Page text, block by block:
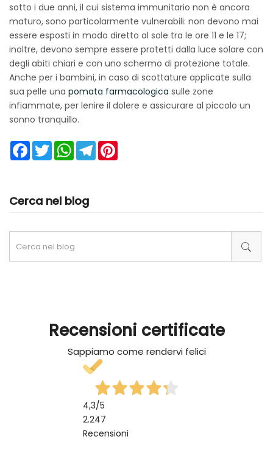
Cerca nel blog
sotto i due anni, il cui sistema immunitario non è ancora
maturo, sono particolarmente vulnerabili: non devono mai
essere esposti in modo diretto al sole tra le ore 11 e le 17;
inoltre, devono sempre essere protetti dalla luce solare con
degli abiti chiari e con uno schermo di protezione totale.
Anche per i bambini, in caso di scottature applicate sulla
sua pelle una pomata farmacologica sulle zone
infiammate, per lenire il dolere e assicurare al piccolo un
sonno tranquillo.
Facebook
TwitterWhatsApp
Telegram
Recensioni certificate
Sappiamo come rendervi felici
4,3/5
2.247
Recensioni